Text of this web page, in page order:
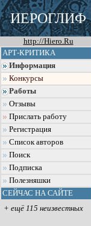
ИЕРОГЛИФ
http://Hiero.Ru
АРТ-КРИТИКА
Информация
Конкурсы
Работы
Отзывы
Прислать работу
Регистрация
Список авторов
Поиск
Подписка
Полезняшки
СЕЙЧАС НА САЙТЕ
+ ещё 115 неизвестных